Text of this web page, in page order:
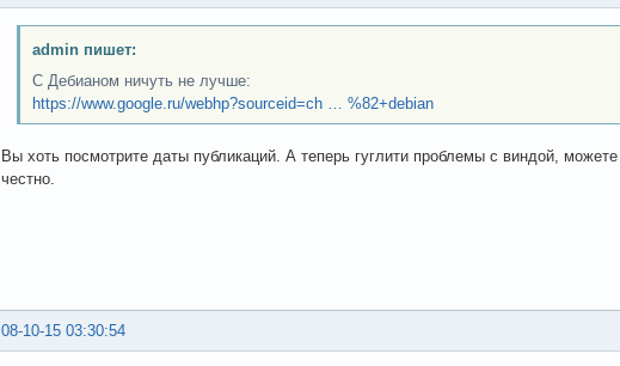
admin пишет:
С Дебианом ничуть не лучше:
https://www.google.ru/webhp?sourceid=ch … %82+debian
Вы хоть посмотрите даты публикаций. А теперь гуглити проблемы с виндой,
честно.
08-10-15 03:30:54